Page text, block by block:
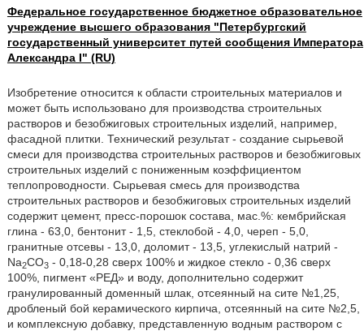
Федеральное государственное бюджетное образовательное
учреждение высшего образования "Петербургский
государственный университет путей сообщения Императора
Александра I" (RU)
Изобретение относится к области строительных материалов и
может быть использовано для производства строительных
растворов и безобжиговых строительных изделий, например,
фасадной плитки. Технический результат - создание сырьевой
смеси для производства строительных растворов и безобжиговых
строительных изделий с пониженным коэффициентом
теплопроводности. Сырьевая смесь для производства
строительных растворов и безобжиговых строительных изделий
содержит цемент, пресс-порошок состава, мас.%: кембрийская
глина - 63,0, бентонит - 1,5, стеклобой - 4,0, череп - 5,0,
гранитные отсевы - 13,0, доломит - 13,5, углекислый натрий -
Na2CO3- 0,18-0,28 сверх 100% и жидкое стекло - 0,36 сверх
100%, пигмент «РЕД» и воду, дополнительно содержит
гранулированный доменный шлак, отсеянный на сите №1,25,
дробленый бой керамического кирпича, отсеянный на сите №2,5,
и комплексную добавку, представленную водным раствором с